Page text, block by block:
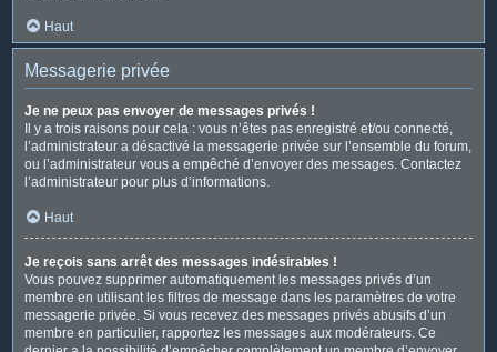
Haut
Messagerie privée
Je ne peux pas envoyer de messages privés !
Il y a trois raisons pour cela : vous n’êtes pas enregistré et/ou connecté,
l’administrateur a désactivé la messagerie privée sur l’ensemble du forum,
ou l’administrateur vous a empêché d’envoyer des messages. Contactez
l’administrateur pour plus d’informations.
Haut
Je reçois sans arrêt des messages indésirables !
Vous pouvez supprimer automatiquement les messages privés d’un
membre en utilisant les filtres de message dans les paramètres de votre
messagerie privée. Si vous recevez des messages privés abusifs d’un
membre en particulier, rapportez les messages aux modérateurs. Ce